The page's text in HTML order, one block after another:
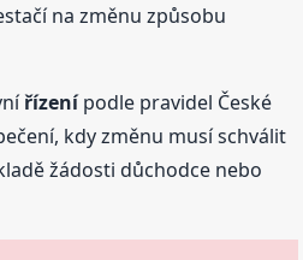
na změnu způsobu
řízenípodle pravidel České
kdy změnu musí schválit
žádosti důchodce nebo